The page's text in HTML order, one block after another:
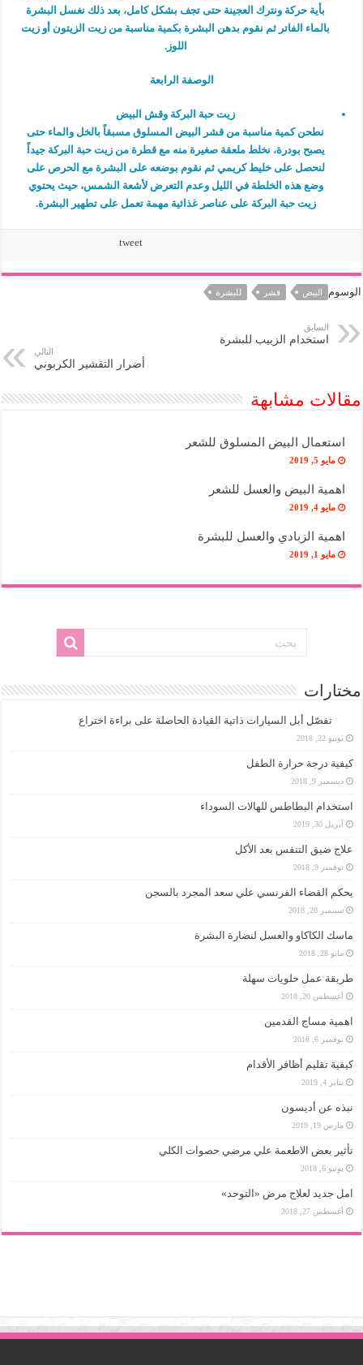
بأية حركة ونترك العجينة حتى تجف بشكل كامل، بعد ذلك نغسل البشرة
بالماء الفاتر ثم نقوم بدهن البشرة بكمية مناسبة من زيت الزيتون أو زيت
اللوز.
الوصفة الرابعة
زيت حبة البركة وقش البيض
نطحن كمية مناسبة من قشر البيض المسلوق مسبقاً بالخل والماء حتى
يصبح بودرة، نخلط ملعقة صغيرة منه مع قطرة من زيت حبة البركة جيداً
لنحصل على خليط كريمي ثم نقوم بوضعه على البشرة مع الحرص على
وضع هذه الخلطة في الليل وعدم التعرض لأشعة الشمس، حيث يحتوي
زيت حبة البركة على عناصر غذائية مهمة تعمل على تطهير البشرة.
tweet
الوسوم البيض قشر للبشرة
السابق
استخدام الزبيب للبشرة
التالي
أضرار التقشير الكربوني
مقالات مشابهة
استعمال البيض المسلوق للشعر
مايو 5, 2019
اهمية البيض والعسل للشعر
مايو 4, 2019
اهمية الزبادي والعسل للبشرة
مايو 1, 2019
مختارات
تفصّل أبل السيارات ذاتية القيادة الحاصلة على براءة اختراع
يونيو 22, 2018
كيفية درجة حرارة الطفل
ديسمبر 9, 2018
استخدام البطاطس للهالات السوداء
أبريل 30, 2019
علاج ضيق التنفس بعد الأكل
نوفمبر 9, 2018
يحكم القضاء الفرنسي علي سعد المجرد بالسجن
سبتمبر 20, 2018
ماسك الكاكاو والعسل لنضارة البشرة
مايو 28, 2018
طريقة عمل حلويات سهلة
أغسطس 20, 2018
اهمية مساج القدمين
نوفمبر 6, 2018
كيفية تقليم أظافر الأقدام
يناير 4, 2019
نبذه عن أديسون
مارس 19, 2019
تأثير بعض الاطعمة علي مرضي حصوات الكلي
يونيو 6, 2018
امل جديد لعلاج مرض «التوحد»
أغسطس 27, 2018